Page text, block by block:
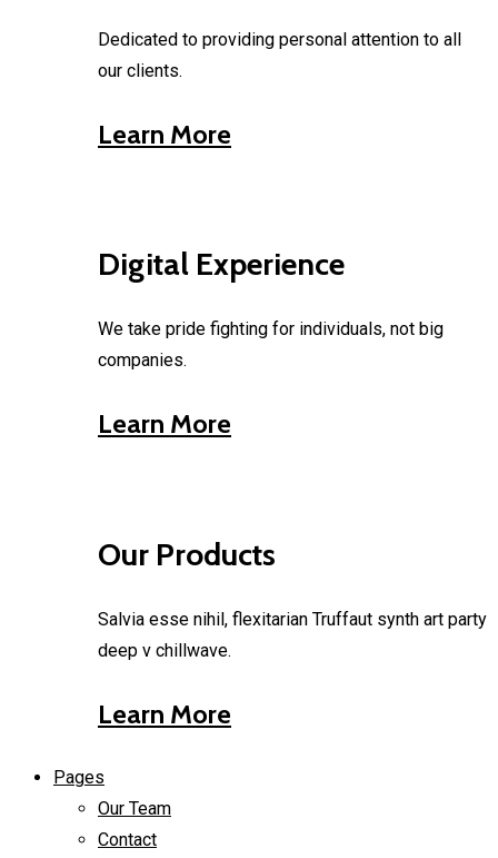
Dedicated to providing personal attention to all
our clients.
Learn More
Digital Experience
We take pride fighting for individuals, not big
companies.
Learn More
Our Products
Salvia esse nihil, flexitarian Truffaut synth art party
deep v chillwave.
Learn More
Pages
Our Team
Contact